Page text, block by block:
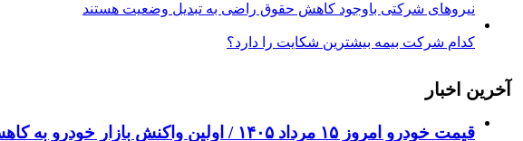
نیروهای شرکتی باوجود کاهش حقوق راضی به تبدیل وضعیت هستند
کدام شرکت بیمه بیشترین شکایت را دارد؟
آخرین اخبار
قیمت خودرو امروز ۱۵ مرداد ۱۴۰۵ / اولین واکنش بازار خودرو به کاهش ریسک‌های سیاسی + جدول